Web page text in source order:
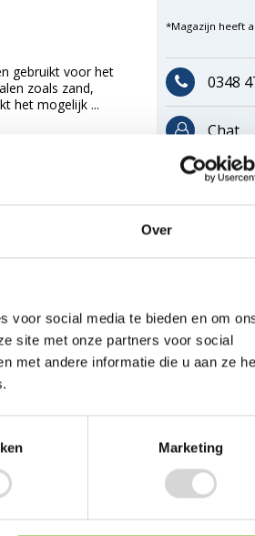
Over
voor social media te bieden en om
site met onze partners voor social
met andere informatie die u aan ze
Marketing
gebruikt voor het
zoals zand,
het mogelijk ...
*Magazijn heeft
0348
Chat
een speciale
naar de